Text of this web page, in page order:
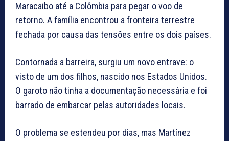
Maracaibo até a Colômbia para pegar o voo de
retorno. A família encontrou a fronteira terrestre
fechada por causa das tensões entre os dois países.
Contornada a barreira, surgiu um novo entrave: o
visto de um dos filhos, nascido nos Estados Unidos.
O garoto não tinha a documentação necessária e foi
barrado de embarcar pelas autoridades locais.
O problema se estendeu por dias, mas Martínez